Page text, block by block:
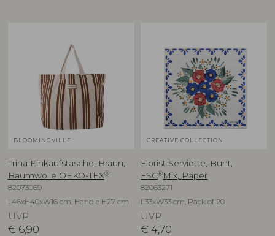
BLOOMINGVILLE
Trina Einkaufstasche, Braun,
Baumwolle OEKO-TEX®
82073069
L46xH40xW16 cm, Handle H27 cm
UVP
€ 6,90
CREATIVE COLLECTION
Florist Serviette, Bunt,
FSC®Mix, Paper
82063271
L33xW33 cm, Pack of 20
UVP
€ 4,70